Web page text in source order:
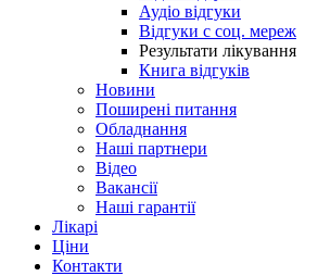
Аудіо відгуки
Відгуки с соц. мереж
Результати лікування
Книга відгуків
Новини
Поширені питання
Обладнання
Наші партнери
Відео
Вакансії
Наші гарантії
Лікарі
Ціни
Контакти